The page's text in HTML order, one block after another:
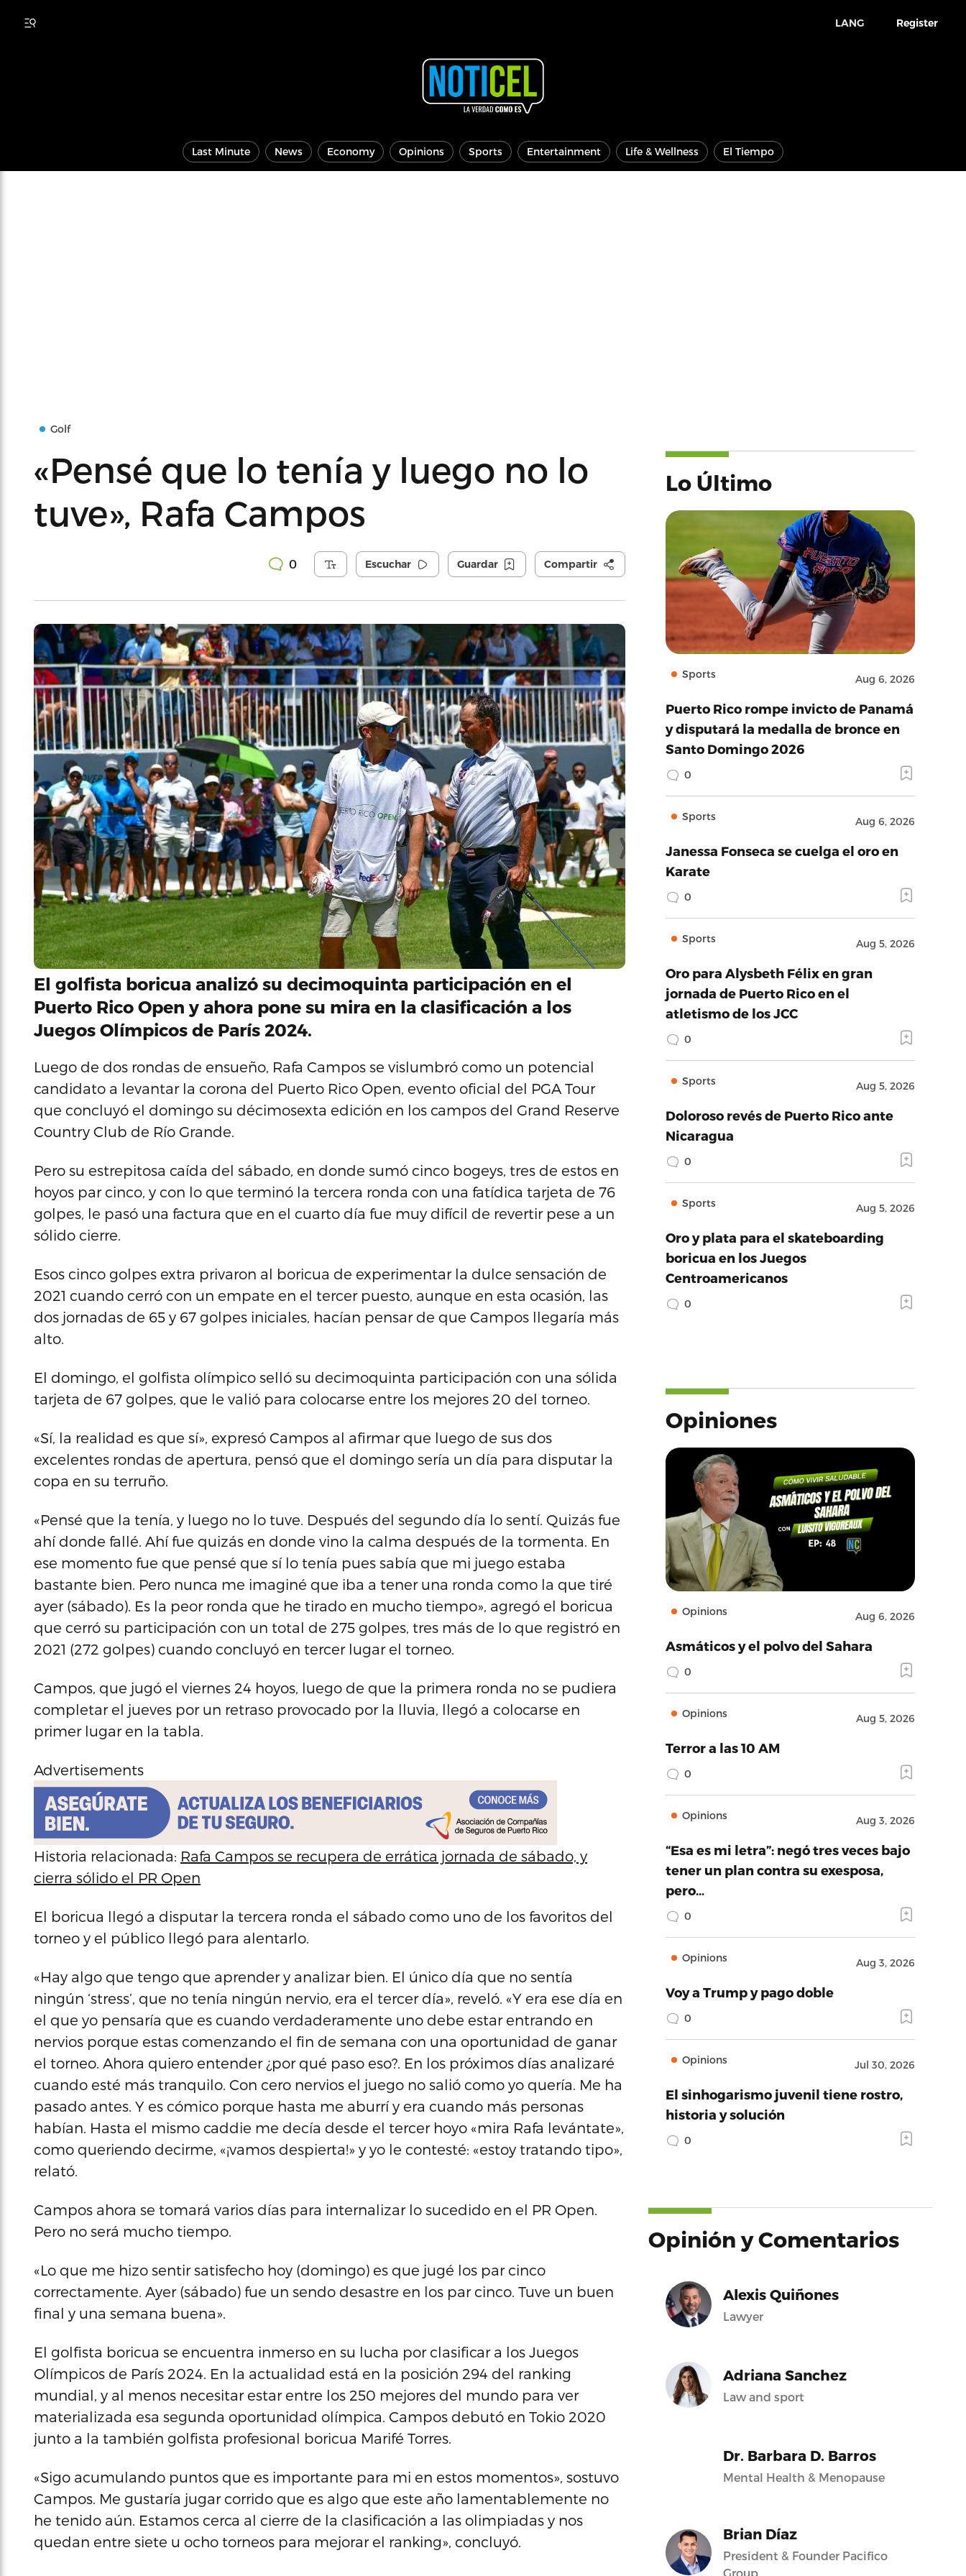
LANG Register
Last Minute News Economy Opinions Sports Entertainment Life & Wellness El Tiempo
Golf
«Pensé que lo tenía y luego no lo
tuve», Rafa Campos
0 Escuchar Guardar Compartir
El golfista boricua analizó su decimoquinta participación en el
Puerto Rico Open y ahora pone su mira en la clasificación a los
Juegos Olímpicos de París 2024.
Luego de dos rondas de ensueño, Rafa Campos se vislumbró como un potencial
candidato a levantar la corona del Puerto Rico Open, evento oficial del PGA Tour
que concluyó el domingo su décimosexta edición en los campos del Grand Reserve
Country Club de Río Grande.
Pero su estrepitosa caída del sábado, en donde sumó cinco bogeys, tres de estos en
hoyos par cinco, y con lo que terminó la tercera ronda con una fatídica tarjeta de 76
golpes, le pasó una factura que en el cuarto día fue muy difícil de revertir pese a un
sólido cierre.
Esos cinco golpes extra privaron al boricua de experimentar la dulce sensación de
2021 cuando cerró con un empate en el tercer puesto, aunque en esta ocasión, las
dos jornadas de 65 y 67 golpes iniciales, hacían pensar de que Campos llegaría más
alto.
El domingo, el golfista olímpico selló su decimoquinta participación con una sólida
tarjeta de 67 golpes, que le valió para colocarse entre los mejores 20 del torneo.
«Sí, la realidad es que sí», expresó Campos al afirmar que luego de sus dos
excelentes rondas de apertura, pensó que el domingo sería un día para disputar la
copa en su terruño.
«Pensé que la tenía, y luego no lo tuve. Después del segundo día lo sentí. Quizás fue
ahí donde fallé. Ahí fue quizás en donde vino la calma después de la tormenta. En
ese momento fue que pensé que sí lo tenía pues sabía que mi juego estaba
bastante bien. Pero nunca me imaginé que iba a tener una ronda como la que tiré
ayer (sábado). Es la peor ronda que he tirado en mucho tiempo», agregó el boricua
que cerró su participación con un total de 275 golpes, tres más de lo que registró en
2021 (272 golpes) cuando concluyó en tercer lugar el torneo.
Campos, que jugó el viernes 24 hoyos, luego de que la primera ronda no se pudiera
completar el jueves por un retraso provocado por la lluvia, llegó a colocarse en
primer lugar en la tabla.
Advertisements
Historia relacionada: Rafa Campos se recupera de errática jornada de sábado, y
cierra sólido el PR Open
El boricua llegó a disputar la tercera ronda el sábado como uno de los favoritos del
torneo y el público llegó para alentarlo.
«Hay algo que tengo que aprender y analizar bien. El único día que no sentía
ningún ‘stress’, que no tenía ningún nervio, era el tercer día», reveló. «Y era ese día en
el que yo pensaría que es cuando verdaderamente uno debe estar entrando en
nervios porque estas comenzando el fin de semana con una oportunidad de ganar
el torneo. Ahora quiero entender ¿por qué paso eso?. En los próximos días analizaré
cuando esté más tranquilo. Con cero nervios el juego no salió como yo quería. Me ha
pasado antes. Y es cómico porque hasta me aburrí y era cuando más personas
habían. Hasta el mismo caddie me decía desde el tercer hoyo «mira Rafa levántate»,
como queriendo decirme, «¡vamos despierta!» y yo le contesté: «estoy tratando tipo»,
relató.
Campos ahora se tomará varios días para internalizar lo sucedido en el PR Open.
Pero no será mucho tiempo.
«Lo que me hizo sentir satisfecho hoy (domingo) es que jugé los par cinco
correctamente. Ayer (sábado) fue un sendo desastre en los par cinco. Tuve un buen
final y una semana buena».
El golfista boricua se encuentra inmerso en su lucha por clasificar a los Juegos
Olímpicos de París 2024. En la actualidad está en la posición 294 del ranking
mundial, y al menos necesitar estar entre los 250 mejores del mundo para ver
materializada esa segunda oportunidad olímpica. Campos debutó en Tokio 2020
junto a la también golfista profesional boricua Marifé Torres.
«Sigo acumulando puntos que es importante para mi en estos momentos», sostuvo
Campos. Me gustaría jugar corrido que es algo que este año lamentablemente no
he tenido aún. Estamos cerca al cierre de la clasificación a las olimpiadas y nos
quedan entre siete u ocho torneos para mejorar el ranking», concluyó.
Lo Último
Sports Aug 6, 2026
Puerto Rico rompe invicto de Panamá
y disputará la medalla de bronce en
Santo Domingo 2026
0
Sports Aug 6, 2026
Janessa Fonseca se cuelga el oro en
Karate
0
Sports Aug 5, 2026
Oro para Alysbeth Félix en gran
jornada de Puerto Rico en el
atletismo de los JCC
0
Sports Aug 5, 2026
Doloroso revés de Puerto Rico ante
Nicaragua
0
Sports Aug 5, 2026
Oro y plata para el skateboarding
boricua en los Juegos
Centroamericanos
0
Opiniones
Opinions Aug 6, 2026
Asmáticos y el polvo del Sahara
0
Opinions Aug 5, 2026
Terror a las 10 AM
0
Opinions Aug 3, 2026
“Esa es mi letra”: negó tres veces bajo
tener un plan contra su exesposa,
pero…
0
Opinions Aug 3, 2026
Voy a Trump y pago doble
0
Opinions Jul 30, 2026
El sinhogarismo juvenil tiene rostro,
historia y solución
0
Opinión y Comentarios
Alexis Quiñones
Lawyer
Adriana Sanchez
Law and sport
Dr. Barbara D. Barros
Mental Health & Menopause
Brian Díaz
President & Founder Pacifico
Group